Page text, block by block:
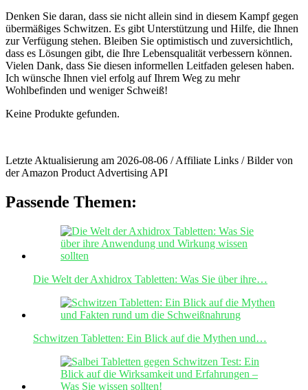
Denken Sie‍ daran, dass sie ⁢nicht allein sind in diesem Kampf ⁤gegen
übermäßiges Schwitzen. Es gibt Unterstützung und Hilfe, die ⁢Ihnen
⁢zur ⁣Verfügung ⁤stehen. Bleiben⁣ Sie​ optimistisch ⁢und zuversichtlich,
dass es Lösungen gibt, die ‍Ihre⁢ Lebensqualität ‍verbessern können.
Vielen Dank, dass Sie diesen informellen‌ Leitfaden ⁤gelesen ‍haben.
‌Ich wünsche Ihnen viel erfolg auf ​Ihrem Weg ​zu mehr
Wohlbefinden ​und weniger Schweiß!
Keine Produkte gefunden.
Letzte Aktualisierung am 2026-08-06 / Affiliate Links / Bilder von
der Amazon Product Advertising API
Passende Themen:
Die Welt der Axhidrox Tabletten: Was Sie über ihre…
Schwitzen Tabletten: Ein Blick auf die Mythen und…